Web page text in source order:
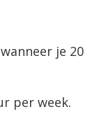
je 20
per week.